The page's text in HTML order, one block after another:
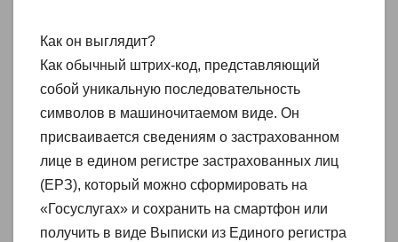
Как он выглядит?
Как обычный штрих-код, представляющий
собой уникальную последовательность
символов в машиночитаемом виде. Он
присваивается сведениям о застрахованном
лице в едином регистре застрахованных лиц
(ЕРЗ), который можно сформировать на
«Госуслугах» и сохранить на смартфон или
получить в виде Выписки из Единого регистра